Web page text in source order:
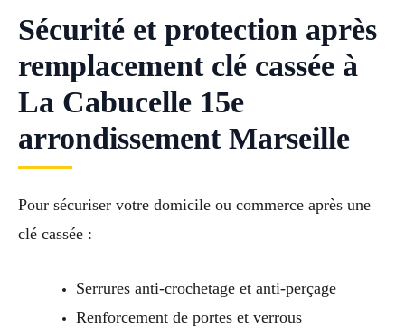
Sécurité et protection après
remplacement clé cassée à
La Cabucelle 15e
arrondissement Marseille
Pour sécuriser votre domicile ou commerce après une
clé cassée :
Serrures anti-crochetage et anti-perçage
Renforcement de portes et verrous